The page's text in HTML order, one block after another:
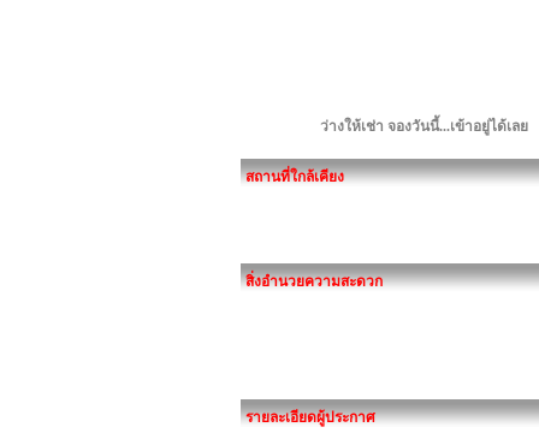
ว่างให้เช่า จองวันนี้...เข้าอยู่ได้เลย
สถานที่ใกล้เคียง
สิ่งอำนวยความสะดวก
รายละเอียดผู้ประกาศ